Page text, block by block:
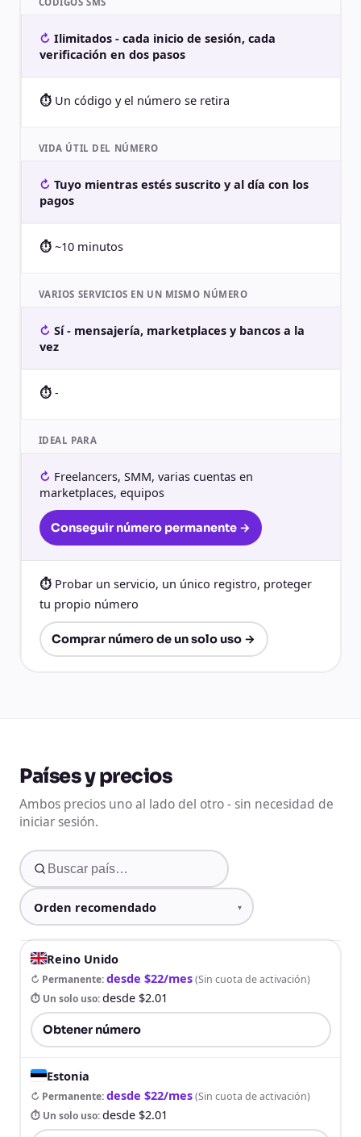
Ilimitados - cada inicio de sesión, cada
verificación en dos pasos
Un código y el número se retira
VIDA ÚTIL DEL NÚMERO
Tuyo mientras estés suscrito y al día con los
pagos
~10 minutos
VARIOS SERVICIOS EN UN MISMO NÚMERO
Sí - mensajería, marketplaces y bancos a la
vez
-
IDEAL PARA
Freelancers, SMM, varias cuentas en
marketplaces, equipos
Conseguir número permanente →
Probar un servicio, un único registro, proteger
tu propio número
Comprar número de un solo uso →
Países y precios
Ambos precios uno al lado del otro - sin necesidad de
iniciar sesión.
Reino Unido
↻ Permanente:desde $22/mes(Sin cuota de activación)
⏱ Un solo uso:desde $2.01
Obtener número
Estonia
↻ Permanente:desde $22/mes(Sin cuota de activación)
⏱ Un solo uso:desde $2.01